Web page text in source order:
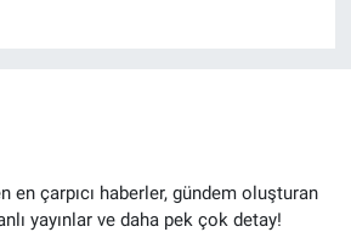
en çarpıcı haberler, gündem oluşturan
yayınlar ve daha pek çok detay!